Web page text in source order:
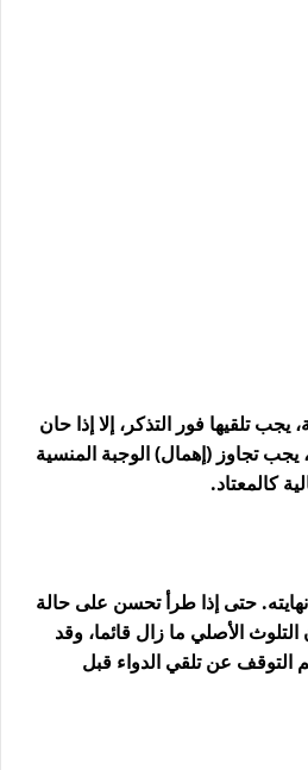
تلقيها فور التذكر، إلا إذا حان
يجب تجاوز (إهمال) الوجبة المنسية
كالمعتاد.
حتى إذا طرأ تحسن على حالة
الأصلي ما زال قائما، وقد
عن تلقي الدواء قبل